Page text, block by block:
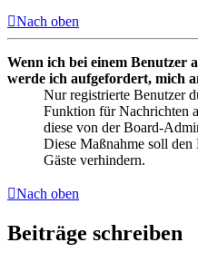
Nach oben
Wenn ich bei einem
werde ich aufgefordert, mich
Nur registrierte Benutzer
Funktion für Nachrichten
diese von der Board-
Diese Maßnahme soll den
Gäste verhindern.
Nach oben
Beiträge schreiben